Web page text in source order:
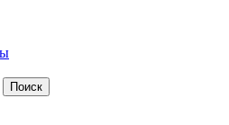
Поиск